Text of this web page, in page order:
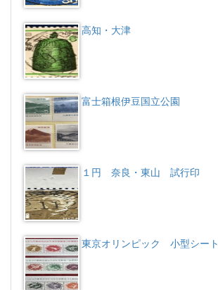
高知・大津
富士箱根伊豆国立公園
１円 奈良・東山 試行印
東京オリンピック 小型シート